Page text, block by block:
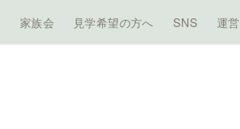
家族会 見学希望の方へ SNS 運営